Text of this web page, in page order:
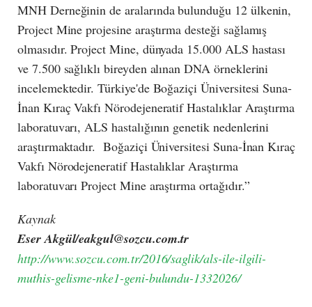
MNH Derneğinin de aralarında bulunduğu 12 ülkenin,
Project Mine projesine araştırma desteği sağlamış
olmasıdır. Project Mine, dünyada 15.000 ALS hastası
ve 7.500 sağlıklı bireyden alınan DNA örneklerini
incelemektedir. Türkiye'de Boğaziçi Üniversitesi Suna-
İnan Kıraç Vakfı Nörodejeneratif Hastalıklar Araştırma
laboratuvarı, ALS hastalığının genetik nedenlerini
araştırmaktadır. Boğaziçi Üniversitesi Suna-İnan Kıraç
Vakfı Nörodejeneratif Hastalıklar Araştırma
laboratuvarı Project Mine araştırma ortağıdır.”
Kaynak
Eser Akgül/eakgul@sozcu.com.tr
http://www.sozcu.com.tr/2016/saglik/als-ile-ilgili-
muthis-gelisme-nke1-geni-bulundu-1332026/